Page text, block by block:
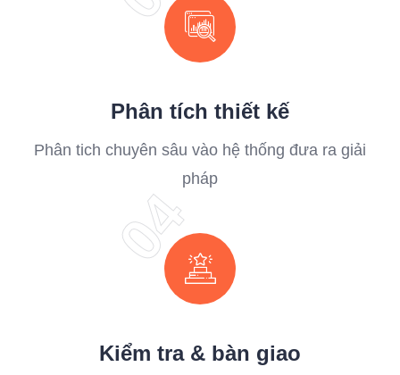
Phân tích thiết kế
Phân tich chuyên sâu vào hệ thống đưa ra giải
pháp
04
Kiểm tra & bàn giao